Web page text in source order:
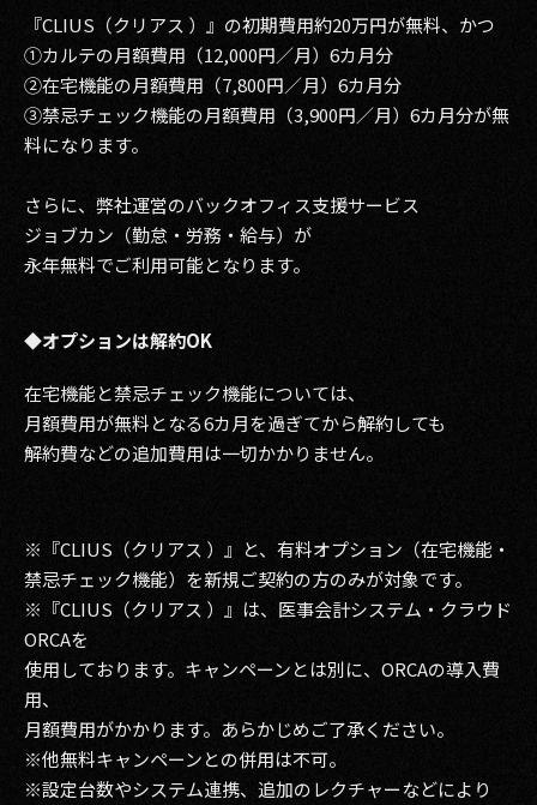
2016
2015
2013
2012
2009
『CLIUS（クリアス ）』の初期費用約20万円が無料、かつ
①カルテの月額費用（12,000円／月）6カ月分
②在宅機能の月額費用（7,800円／月）6カ月分
③禁忌チェック機能の月額費用（3,900円／月）6カ月分が無
料になります。
さらに、弊社運営のバックオフィス支援サービス
ジョブカン（勤怠・労務・給与）が
永年無料でご利用可能となります。
◆オプションは解約OK
在宅機能と禁忌チェック機能については、
月額費用が無料となる6カ月を過ぎてから解約しても
解約費などの追加費用は一切かかりません。
※『CLIUS（クリアス ）』と、有料オプション（在宅機能・
禁忌チェック機能）を新規ご契約の方のみが対象です。
※『CLIUS（クリアス ）』は、医事会計システム・クラウド
ORCAを
使用しております。キャンペーンとは別に、ORCAの導入費
用、
月額費用がかかります。あらかじめご了承ください。
※他無料キャンペーンとの併用は不可。
※設定台数やシステム連携、追加のレクチャーなどにより